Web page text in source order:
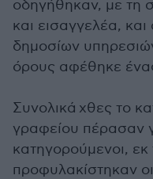
οδηγήθηκαν, με τη
και εισαγγελέα,
δημοσίων
όρους αφέθηκε
Συνολικά χθες το
γραφείου πέρασαν
κατηγορούμενοι,
προφυλακίστηκαν